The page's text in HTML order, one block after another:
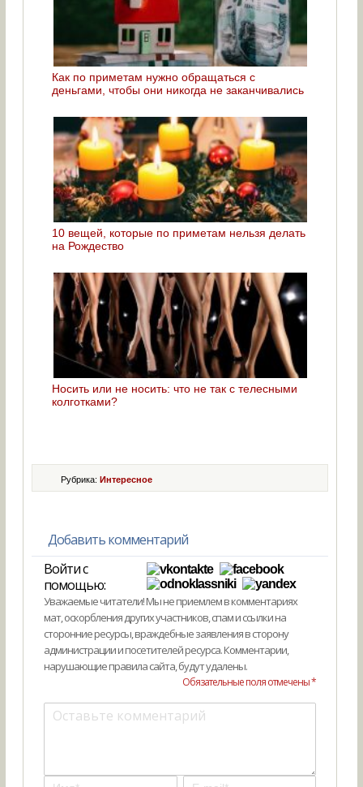
Как по приметам нужно обращаться с
деньгами, чтобы они никогда не заканчивались
10 вещей, которые по приметам нельзя делать
на Рождество
Носить или не носить: что не так с телесными
колготками?
Рубрика:Интересное
Добавить комментарий
Войти с
помощью:
Уважаемые читатели! Мы не приемлем в комментариях
мат, оскорбления других участников, спам и ссылки на
сторонние ресурсы, враждебные заявления в сторону
администрации и посетителей ресурса. Комментарии,
нарушающие правила сайта, будут удалены.
Обязательные поля отмечены *